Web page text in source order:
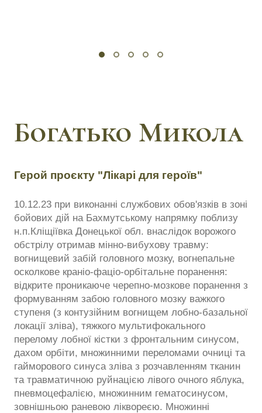
Богатько Микола
Герой проєкту "Лікарі для героїв"
10.12.23 при виконанні службових обов'язків в зоні
бойових дій на Бахмутському напрямку поблизу
н.п.Кліщіївка Донецької обл. внаслідок ворожого
обстрілу отримав мінно-вибухову травму:
вогнищевий забій головного мозку, вогнепальне
осколкове краніо-фаціо-орбітальне поранення:
відкрите проникаюче черепно-мозкове поранення з
формуванням забою головного мозку важкого
ступеня (з контузійним вогнищем лобно-базальної
локації зліва), тяжкого мультифокального
перелому лобної кістки з фронтальним синусом,
дахом орбіти, множинними переломами очниці та
гайморового синуса зліва з розчавленням тканин
та травматичною руйнацією лівого очного яблука,
пневмоцефалією, множинним гематосинусом,
зовнішньою раневою ліквореєю. Множинні